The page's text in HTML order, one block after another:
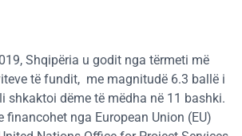
Shqipëria u godit nga tërmeti më
të fundit, me magnitudë 6.3 ballë i
shkaktoi dëme të mëdha në 11 bashki.
financohet nga European Union (EU)